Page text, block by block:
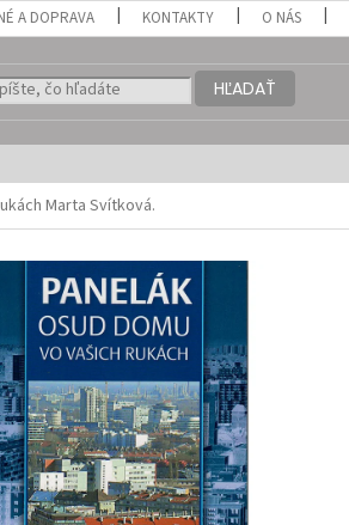
A DOPRAVA KONTAKTY O NÁS
HĽADAŤ
Marta Svítková.